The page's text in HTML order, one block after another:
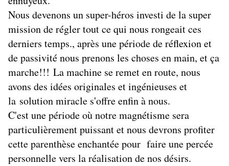
Nous devenons un super-héros investi de la super
mission de régler tout ce qui nous rongeait ces
derniers temps., après une période de réflexion et
de passivité nous prenons les choses en main, et ça
marche!!! La machine se remet en route, nous
avons des idées originales et ingénieuses et
la solution miracle s'offre enfin à nous.
C'est une période où notre magnétisme sera
particulièrement puissant et nous devrons profiter
cette parenthèse enchantée pour faire une percée
personnelle vers la réalisation de nos désirs.